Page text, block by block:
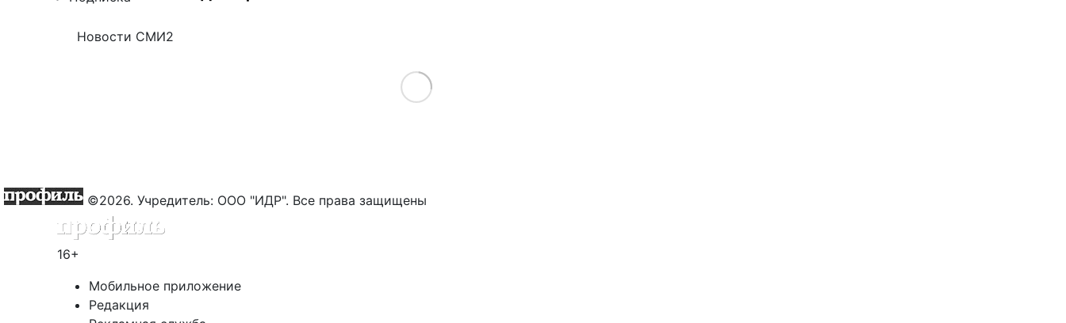
Новости СМИ2
Load More
©2026. Учредитель: ООО "ИДР". Все права защищены
16+
Мобильное приложение
Редакция